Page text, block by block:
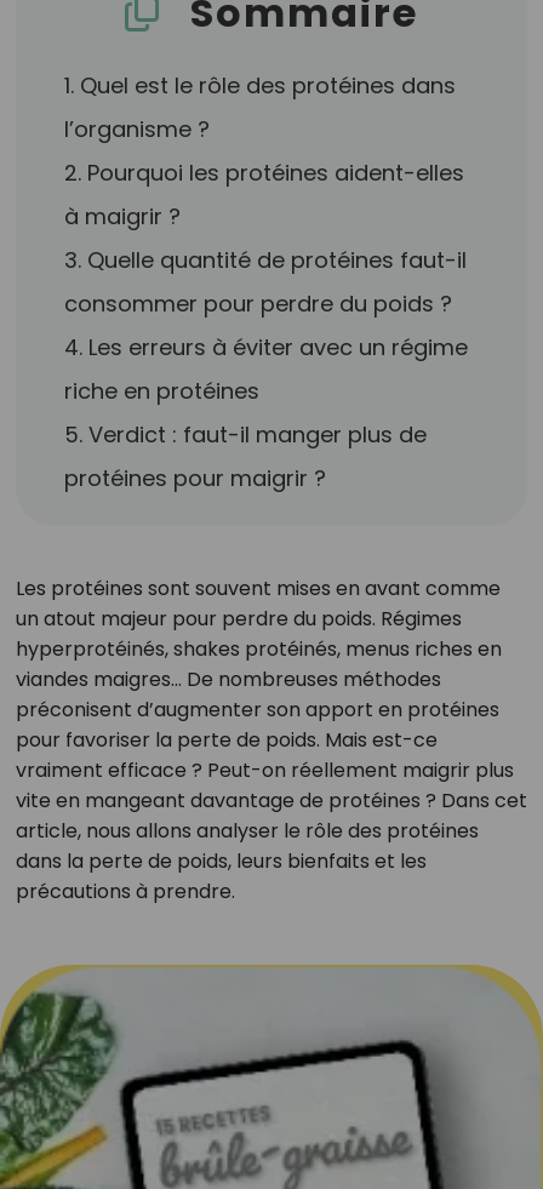
Sommaire
1. Quel est le rôle des protéines dans
l’organisme ?
2. Pourquoi les protéines aident-elles
à maigrir ?
3. Quelle quantité de protéines faut-il
consommer pour perdre du poids ?
4. Les erreurs à éviter avec un régime
riche en protéines
5. Verdict : faut-il manger plus de
protéines pour maigrir ?
Les protéines sont souvent mises en avant comme
un atout majeur pour perdre du poids. Régimes
hyperprotéinés, shakes protéinés, menus riches en
viandes maigres… De nombreuses méthodes
préconisent d’augmenter son apport en protéines
pour favoriser la perte de poids. Mais est-ce
vraiment efficace ? Peut-on réellement maigrir plus
vite en mangeant davantage de protéines ? Dans cet
article, nous allons analyser le rôle des protéines
dans la perte de poids, leurs bienfaits et les
précautions à prendre.